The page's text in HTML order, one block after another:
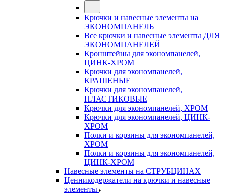
Крючки и навесные элементы на
ЭКОНОМПАНЕЛЬ
Все крючки и навесные элементы ДЛЯ
ЭКОНОМПАНЕЛЕЙ
Кронштейны для экономпанелей,
ЦИНК-ХРОМ
Крючки для экономпанелей,
КРАШЕНЫЕ
Крючки для экономпанелей,
ПЛАСТИКОВЫЕ
Крючки для экономпанелей, ХРОМ
Крючки для экономпанелей, ЦИНК-
ХРОМ
Полки и корзины для экономпанелей,
ХРОМ
Полки и корзины для экономпанелей,
ЦИНК-ХРОМ
Навесные элементы на СТРУБЦИНАХ
Ценникодержатели на крючки и навесные
элементы